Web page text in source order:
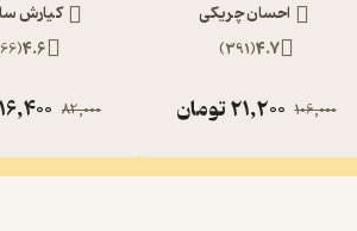
احسان چریکی
4.7
(
391
)
106,000
21,200تومان
کیارش
4.6
(
82,000
16,400